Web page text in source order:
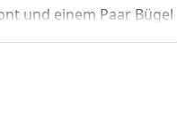
und einem Paar Bügel
umschließen, und
geeignet, auch für